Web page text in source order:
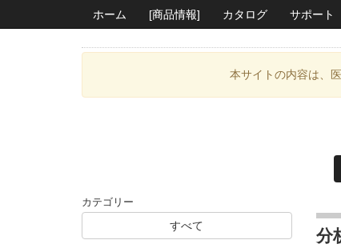
ホーム [商品情報] カタログ サポート
本サイトの内容は、
カテゴリー
すべて
分